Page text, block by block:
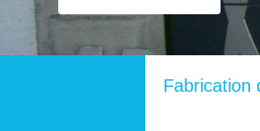
Fabrication